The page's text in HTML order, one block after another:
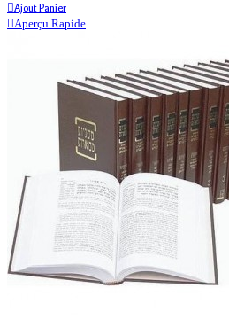
Ajout Panier
Aperçu Rapide